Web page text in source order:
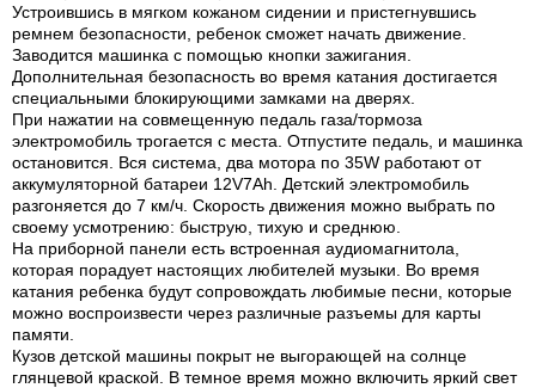
Устроившись в мягком кожаном сидении и пристегнувшись
ремнем безопасности, ребенок сможет начать движение.
Заводится машинка с помощью кнопки зажигания.
Дополнительная безопасность во время катания достигается
специальными блокирующими замками на дверях.
При нажатии на совмещенную педаль газа/тормоза
электромобиль трогается с места. Отпустите педаль, и машинка
остановится. Вся система, два мотора по 35W работают от
аккумуляторной батареи 12V7Ah. Детский электромобиль
разгоняется до 7 км/ч. Скорость движения можно выбрать по
своему усмотрению: быструю, тихую и среднюю.
На приборной панели есть встроенная аудиомагнитола,
которая порадует настоящих любителей музыки. Во время
катания ребенка будут сопровождать любимые песни, которые
можно воспроизвести через различные разъемы для карты
памяти.
Кузов детской машины покрыт не выгорающей на солнце
глянцевой краской. В темное время можно включить яркий свет